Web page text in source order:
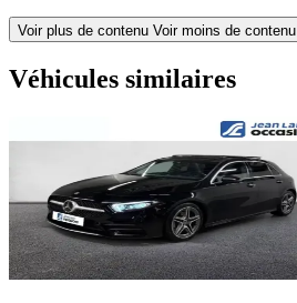
Voir plus de contenu Voir moins de contenu
Véhicules similaires